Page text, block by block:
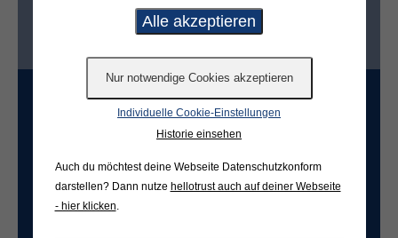
Ist der Friedhof im selben Ort?*
Freifeld für evtl. Anmerkungen
Individuelle Cookie-Einstellungen
Historie einsehen
Auch du möchtest deine Webseite Datenschutzkonform
darstellen? Dann nutze hellotrust auch auf deiner Webseite
- hier klicken